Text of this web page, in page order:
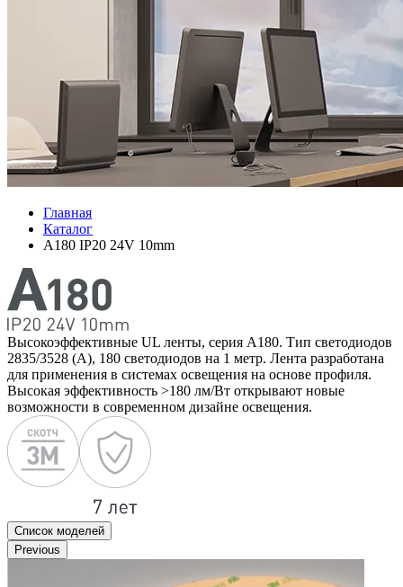
Главная
Каталог
A180 IP20 24V 10mm
Высокоэффективные UL ленты, серия А180. Тип светодиодов
2835/3528 (А), 180 светодиодов на 1 метр. Лента разработана
для применения в системах освещения на основе профиля.
Высокая эффективность >180 лм/Вт открывают новые
возможности в современном дизайне освещения.
Список моделей
Previous